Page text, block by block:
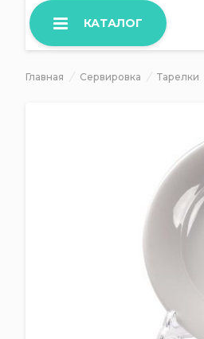
КАТАЛОГ
Главная Сервировка Тарелки